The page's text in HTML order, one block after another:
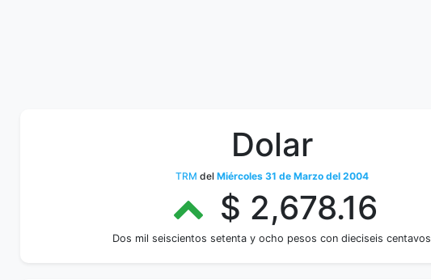
Dolar
TRM del Miércoles 31 de Marzo del 2004
$ 2,678.16
Dos mil seiscientos setenta y ocho pesos con dieciseis centavos